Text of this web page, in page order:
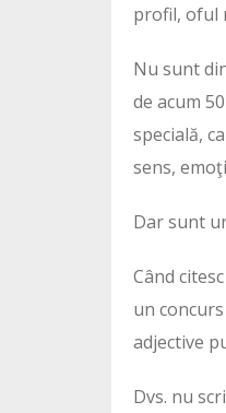
profil, oful
Nu sunt
de acum
specială,
sens,
Dar sunt
Când
un
adjective
Dvs. nu